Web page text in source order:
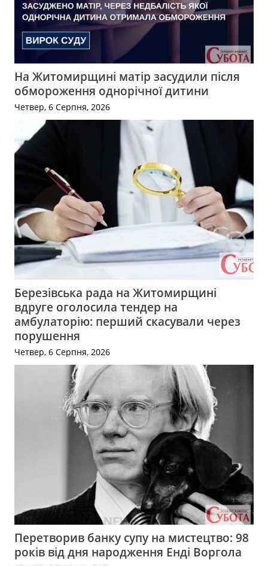
На Житомирщині матір засудили після
обмороження однорічної дитини
Четвер, 6 Серпня, 2026
Березівська рада на Житомирщині
вдруге оголосила тендер на
амбулаторію: перший скасували через
порушення
Четвер, 6 Серпня, 2026
Перетворив банку супу на мистецтво: 98
років від дня народження Енді Воргола